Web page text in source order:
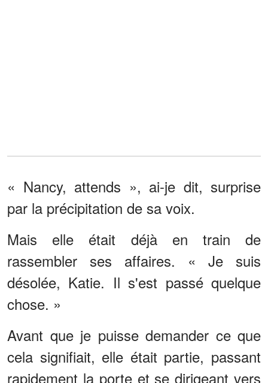
« Nancy, attends », ai-je dit, surprise
par la précipitation de sa voix.
Mais elle était déjà en train de
rassembler ses affaires. « Je suis
désolée, Katie. Il s'est passé quelque
chose. »
Avant que je puisse demander ce que
cela signifiait, elle était partie, passant
rapidement la porte et se dirigeant vers